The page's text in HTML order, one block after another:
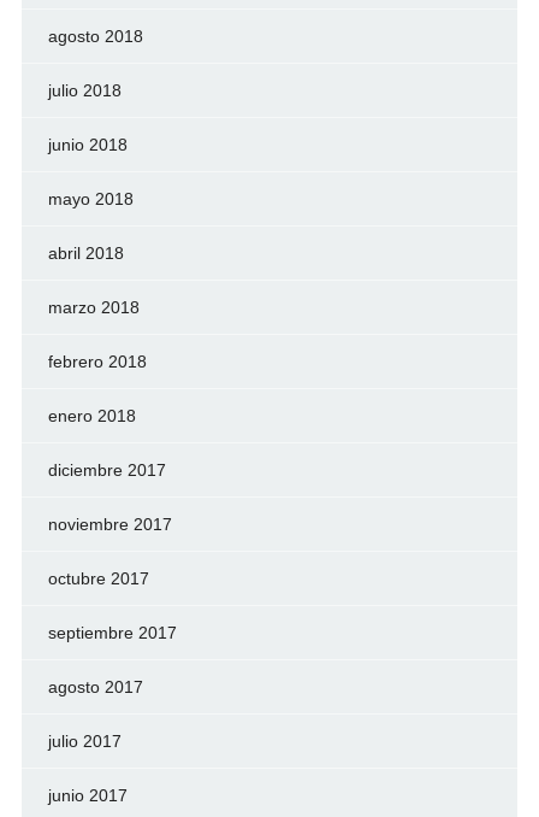
agosto 2018
julio 2018
junio 2018
mayo 2018
abril 2018
marzo 2018
febrero 2018
enero 2018
diciembre 2017
noviembre 2017
octubre 2017
septiembre 2017
agosto 2017
julio 2017
junio 2017